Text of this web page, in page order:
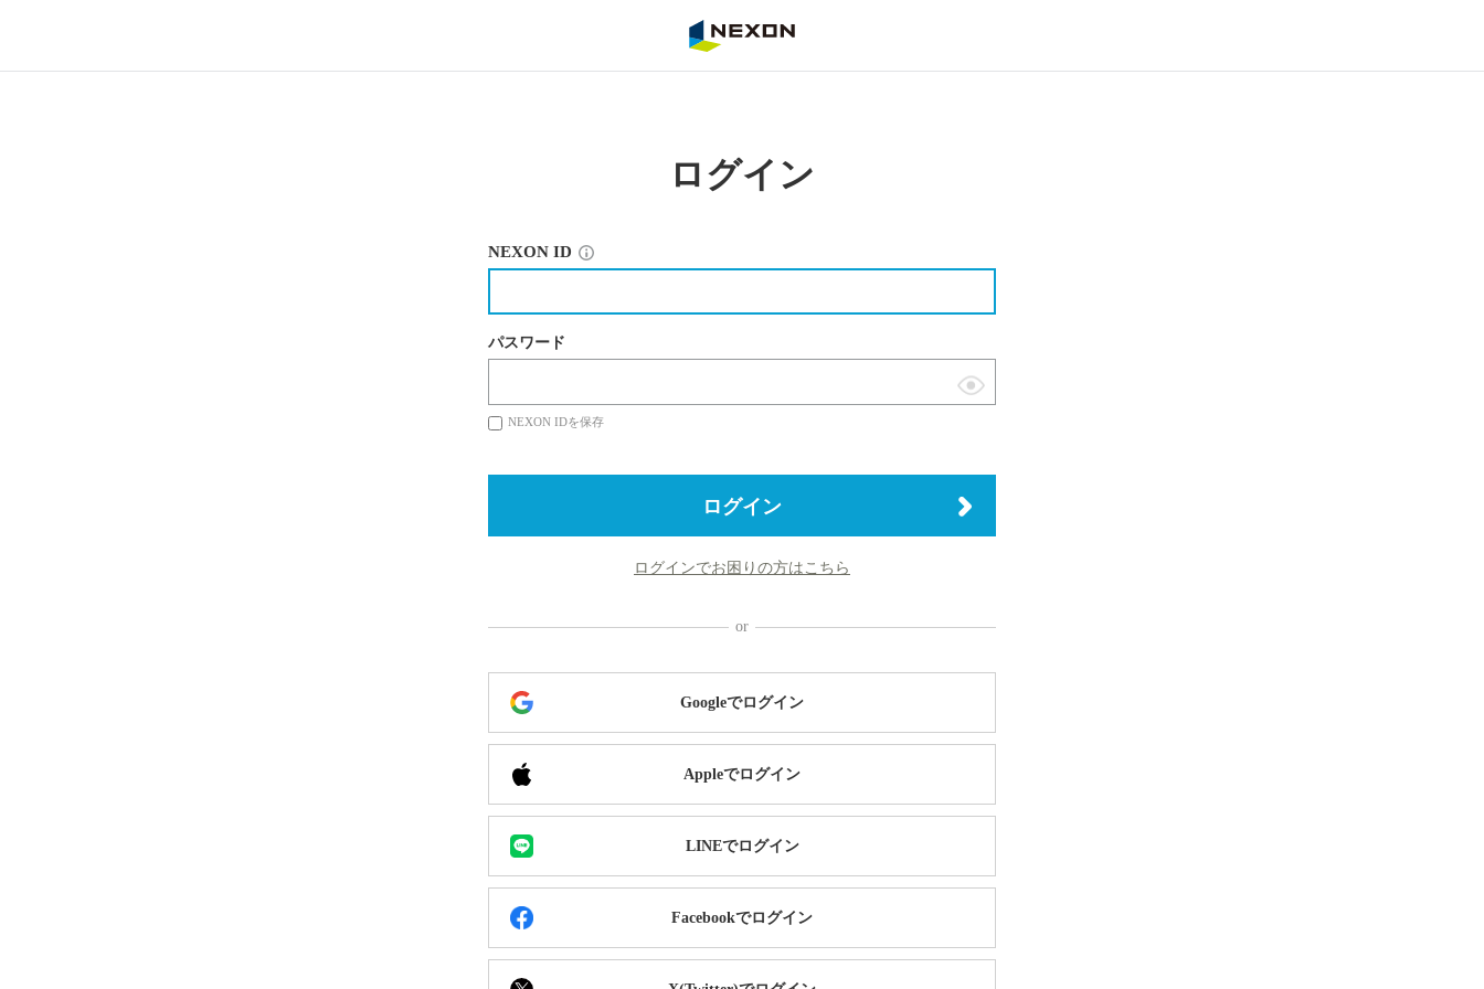
ログイン
NEXON ID
パスワード
表
替
NEXON IDを保存
ログイン
ログインでお困りの方はこちら
Googleでログイン
Appleでログイン
LINEでログイン
Facebookでログイン